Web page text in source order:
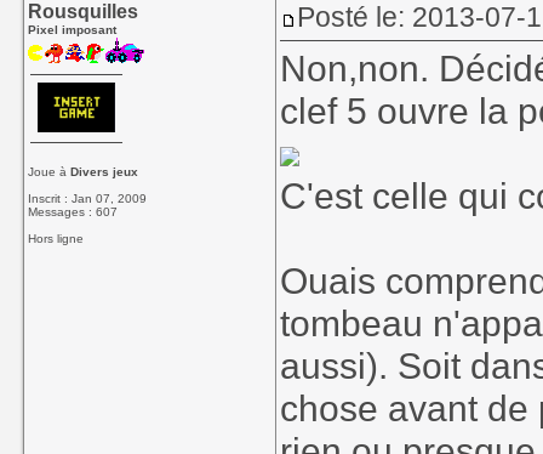
Rousquilles
Pixel imposant
Joue àDivers jeux
Inscrit : Jan 07, 2009
Messages : 607
Hors ligne
Posté le: 2013-07-
Non,non.
clef 5 ouvre la
C'est celle qui
Ouais
tombeau
aussi). Soit
chose avant de